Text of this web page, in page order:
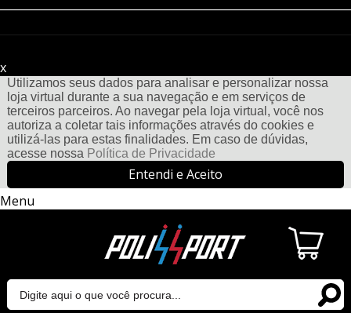
x
Utilizamos seus dados para analisar e personalizar nossa
loja virtual durante a sua navegação e em serviços de
terceiros parceiros. Ao navegar pela loja virtual, você nos
autoriza a coletar tais informações através do cookies e
utilizá-las para estas finalidades. Em caso de dúvidas,
acesse nossa Política de Privacidade
Entendi e Aceito
Menu